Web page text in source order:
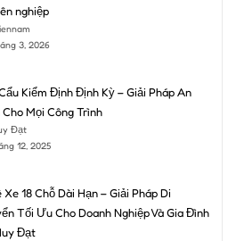
nghiệp
3, 2026
Kiểm Định Định Kỳ – Giải Pháp An
Cho Mọi Công Trình
Đạt
12, 2025
Xe 18 Chỗ Dài Hạn – Giải Pháp Di
Tối Ưu Cho Doanh Nghiệp Và Gia Đình
Đạt